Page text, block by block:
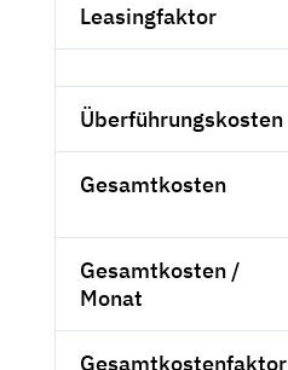
Leasingfaktor
Überführungskosten
Gesamtkosten
Gesamtkosten /
Monat
Gesamtkostenfaktor